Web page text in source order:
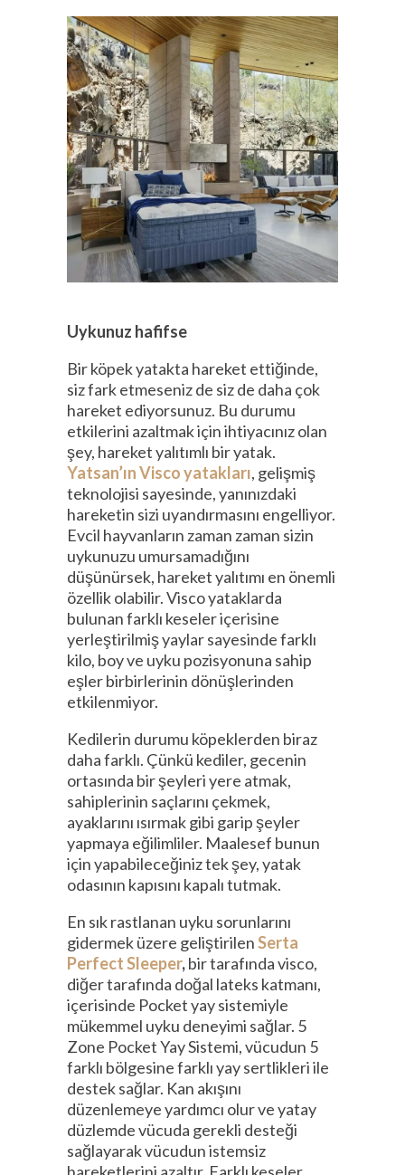
Uykunuz hafifse
Bir köpek yatakta hareket ettiğinde,
siz fark etmeseniz de siz de daha çok
hareket ediyorsunuz. Bu durumu
etkilerini azaltmak için ihtiyacınız olan
şey, hareket yalıtımlı bir yatak.
Yatsan’ın Visco yatakları, gelişmiş
teknolojisi sayesinde, yanınızdaki
hareketin sizi uyandırmasını engelliyor.
Evcil hayvanların zaman zaman sizin
uykunuzu umursamadığını
düşünürsek, hareket yalıtımı en önemli
özellik olabilir. Visco yataklarda
bulunan farklı keseler içerisine
yerleştirilmiş yaylar sayesinde farklı
kilo, boy ve uyku pozisyonuna sahip
eşler birbirlerinin dönüşlerinden
etkilenmiyor.
Kedilerin durumu köpeklerden biraz
daha farklı. Çünkü kediler, gecenin
ortasında bir şeyleri yere atmak,
sahiplerinin saçlarını çekmek,
ayaklarını ısırmak gibi garip şeyler
yapmaya eğilimliler. Maalesef bunun
için yapabileceğiniz tek şey, yatak
odasının kapısını kapalı tutmak.
En sık rastlanan uyku sorunlarını
gidermek üzere geliştirilenSerta
Perfect Sleeper,bir tarafında visco,
diğer tarafında doğal lateks katmanı,
içerisinde Pocket yay sistemiyle
mükemmel uyku deneyimi sağlar. 5
Zone Pocket Yay Sistemi, vücudun 5
farklı bölgesine farklı yay sertlikleri ile
destek sağlar. Kan akışını
düzenlemeye yardımcı olur ve yatay
düzlemde vücuda gerekli desteği
sağlayarak vücudun istemsiz